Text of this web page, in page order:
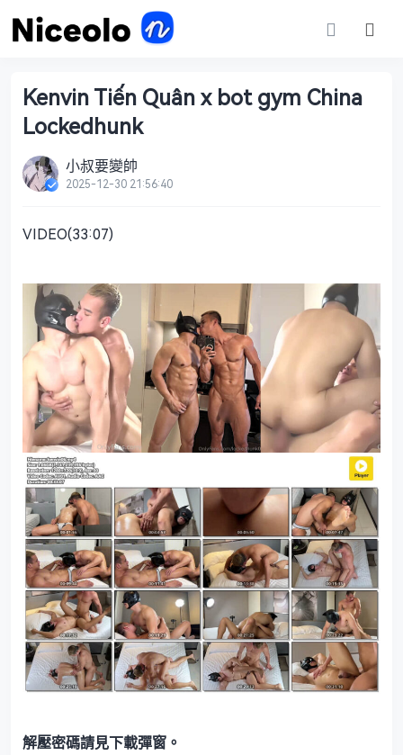
Kenvin Tiến Quân x bot gym China
Lockedhunk
小叔要變帥
2025-12-30 21:56:40
VIDEO(33:07)
解壓密碼請見下載彈窗。